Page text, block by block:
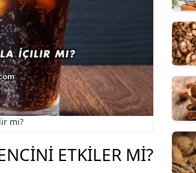
mi?
ETKILER MI?